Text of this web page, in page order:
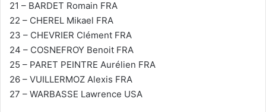
21 – BARDET Romain FRA
22 – CHEREL Mikael FRA
23 – CHEVRIER Clément FRA
24 – COSNEFROY Benoit FRA
25 – PARET PEINTRE Aurélien FRA
26 – VUILLERMOZ Alexis FRA
27 – WARBASSE Lawrence USA